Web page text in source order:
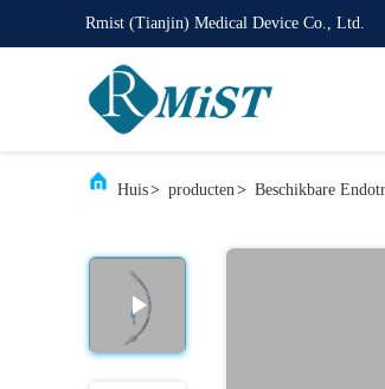
Rmist (Tianjin) Medical Device Co., Ltd.
Huis> producten> Beschikbare